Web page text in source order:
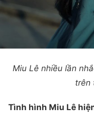
Miu Lê nhiều lần
trên
Tình hình Miu Lê